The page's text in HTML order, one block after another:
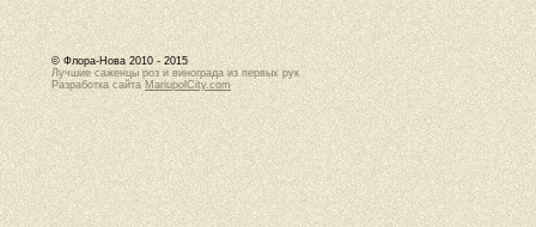
© Флора-Нова 2010 - 2015
Лучшие саженцы роз и винограда из первых рук
Разработка сайта MariupolCity.com